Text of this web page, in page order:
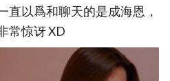
直以爲和聊天的是成海恩，
常惊讶 XD